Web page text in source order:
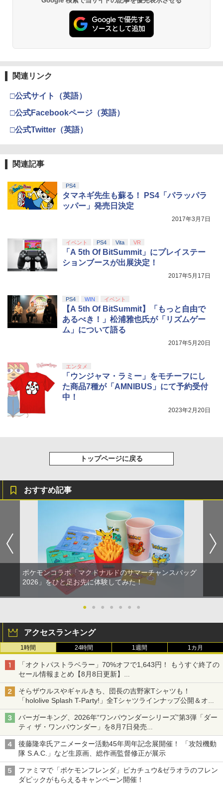
【中古】ラストストーリー(特典なし) -
ンDS
￥1,078
5
￥4,500
4
「超かぐや姫！」通常版【Blu-ray】 [ 夏
y スタジオジブリ 佐賀/
スプラトゥーン レイダース -Switch2
￥6,446
3
￥55,491
5
ニンテンドープリペイド番号 5000円|オ
プロダクトコード 封入
￥7,286
3
【純正品】DualSense ワイヤレスコン
￥7,681
4
B-C ケーブル
5
【国内正規品】Thrustmaster スラスト
マスター TH8S シフター - PC、PS4、P
S5、PS5 Pro、Xbox One、Xbox Serie
s X|S 対応の高精度 H パターン シフター
劇場版「鬼滅の刃」無限城編 第一章 猗
窩座再来 通常版 [DVD]
￥3,523
3
カー特典:【坤と離】二振りの剣、十翼よ
り来たる！スタジオ描き下ろしイラスト
ボード付) [Blu-ray]
4
窩座再来 完全生産限定版 [Blu-ray]
￥8,698
【Amazon.co.jp限定】劇場版モノノ怪
第三章 蛇神 (オリジナル特典:オリジナル
巾着＋メーカー特典:【坤と離】二振りの
剣、十翼より来たる！スタジオ描き下ろ
￥8,800
関連リンク
□公式サイト（英語）
□公式Facebookページ（英語）
□公式Twitter（英語）
関連記事
PS4
タマネギ先生も蘇る！ PS4「パラッパラ
ッパー」発売日決定
2017年3月7日
イベント PS4 Vita VR
「A 5th Of BitSummit」にプレイステー
ションブースが出展決定！
2017年5月17日
PS4 WIN イベント
【A 5th Of BitSummit】「もっと自由で
あるべき！」松浦雅也氏が「リズムゲー
ム」について語る
2017年5月20日
エンタメ
「ウンジャマ・ラミー」をモチーフにし
た商品7種が「AMNIBUS」にて予約受付
中！
2023年2月20日
トップページに戻る
おすすめ記事
ポケモンコラボ「マクドナルドのサマーチャンスバッグ
2026」をひと足お先に体験してみた！
● ● ● ● ● ● ●
アクセスランキング
1時間 24時間 1週間 1カ月
「オクトパストラベラー」70%オフで1,643円！ もうすぐ終了の
セール情報まとめ【8月8日更新】
ニンテンドーeショップでは「大神 絶景版」が67%オフで990円
そらザウルスやギャルきち、団長の吉野家Tシャツも！
「hololive Splash T-Party!」全Tシャツラインナップ公開＆オン
ライン販売開始
バーガーキング、2026年“ワンパウンダーシリーズ”第3弾「ダー
ティ ザ・ワンパウンダー」を8月7日発売
「特製ガーリックマヨソース」を使用した超大型チーズバーガー
後藤隆幸氏アニメーター活動45年周年記念展開催！ 「攻殻機動
隊 S.A.C.」など生原画、総作画監督修正が展示
ファミマで「ポケモンフレンダ」ピカチュウ&ゼラオラのフレン
ダピックがもらえるキャンペーン開催！